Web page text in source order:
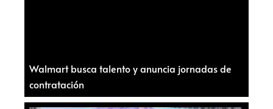
Walmart busca talento y anuncia jornadas de
contratación